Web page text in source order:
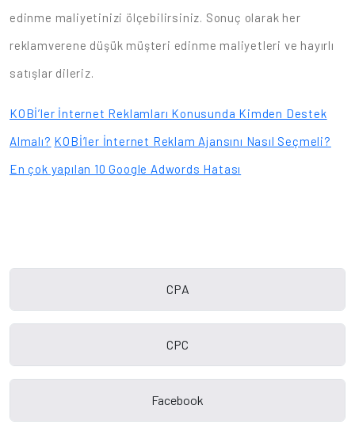
edinme maliyetinizi ölçebilirsiniz. Sonuç olarak her
reklamverene düşük müşteri edinme maliyetleri ve hayırlı
satışlar dileriz.
KOBİ’ler İnternet Reklamları Konusunda Kimden Destek
Almalı? KOBİ’ler İnternet Reklam Ajansını Nasıl Seçmeli?
En çok yapılan 10 Google Adwords Hatası